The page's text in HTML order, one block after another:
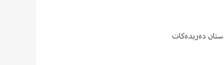
دەریدەکات